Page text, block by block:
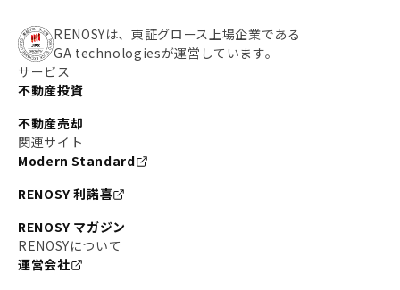
RENOSYは、東証グロース上場企業である
GA technologiesが運営しています。
サービス
不動産投資
不動産売却
関連サイト
Modern Standard
RENOSY 利諾喜
RENOSY マガジン
RENOSYについて
運営会社